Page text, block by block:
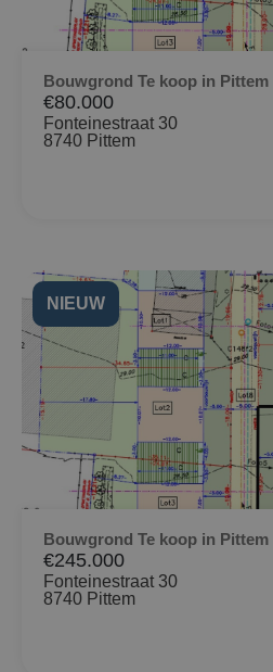
Bouwgrond Te koop in Pittem
€80.000
Fonteinestraat 30
8740 Pittem
NIEUW
Bouwgrond Te koop in Pittem
€245.000
Fonteinestraat 30
8740 Pittem